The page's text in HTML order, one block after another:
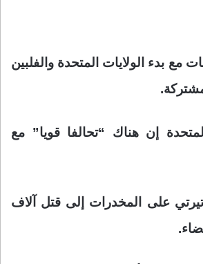
مع بدء الولايات المتحدة والفلبين
إن هناك “تحالفا قويا” مع
على المخدرات إلى قتل آلاف